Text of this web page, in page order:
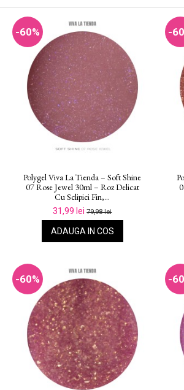
-60%
Polygel Viva La Tienda – Soft Shine
07 Rose Jewel 30ml – Roz Delicat
Cu Sclipici Fin,...
31,99 lei79,98 lei
ADAUGA IN COS
-
-60% -